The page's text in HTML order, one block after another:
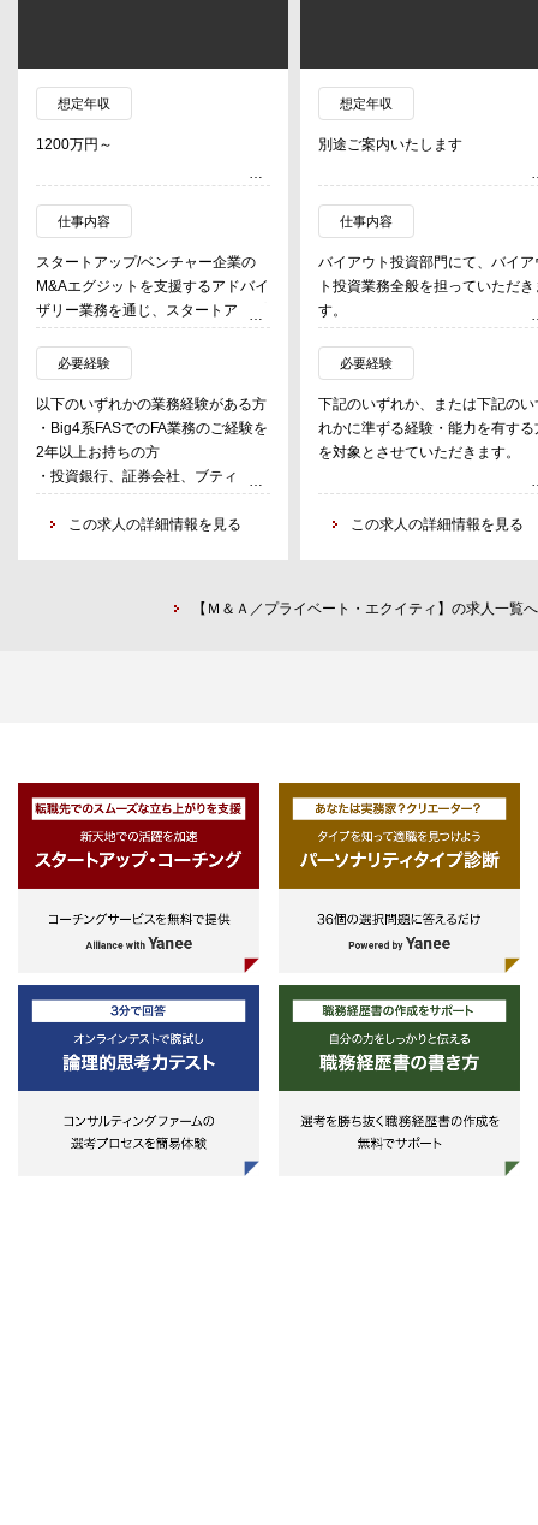
想定年収
1200万円～
仕事内容
スタートアップ/ベンチャー企業の
M&Aエグジットを支援するアドバイ
ザリー業務を通じ、スタートアップ/
ベンチャー企業の成長促進にコミッ
トする。
主な業務内容
◇M＆Aアドバイザリー（FA業務）
・M&A案件のソーシング
・M＆A戦略立案、M＆A案件のオリ
・M＆Aストラクチャーの設計／組
・資本戦略／資金調達検討支援
必要経験
以下のいずれかの業務経験がある方
・Big4系FASでのFA業務のご経験を
2年以上お持ちの方
・投資銀行、証券会社、ブティック
ファームでのM&Aアドバイザリー業
務のご経験を2年以上お持ちの方
この求人の詳細情報を見る
想定年収
別途ご案内いたします
仕事内容
バイアウト投資部門にて、バイア
ト投資業務全般を担っていただき
す。
具体的な職務内容
・バイアウト投資の案件発掘
・デューデリジェンス、投資交渉
投資実行
・PMI（企業価値向上のための諸
行 など
必要経験
下記のいずれか、または下記のい
れかに準ずる経験・能力を有する
を対象とさせていただきます。
・PEファンド等での投資業務、投
資銀行業務
など戦略部門業務
この求人の詳細情報を見る
【Ｍ＆Ａ／プライベート・エクイティ】の求人一覧へ